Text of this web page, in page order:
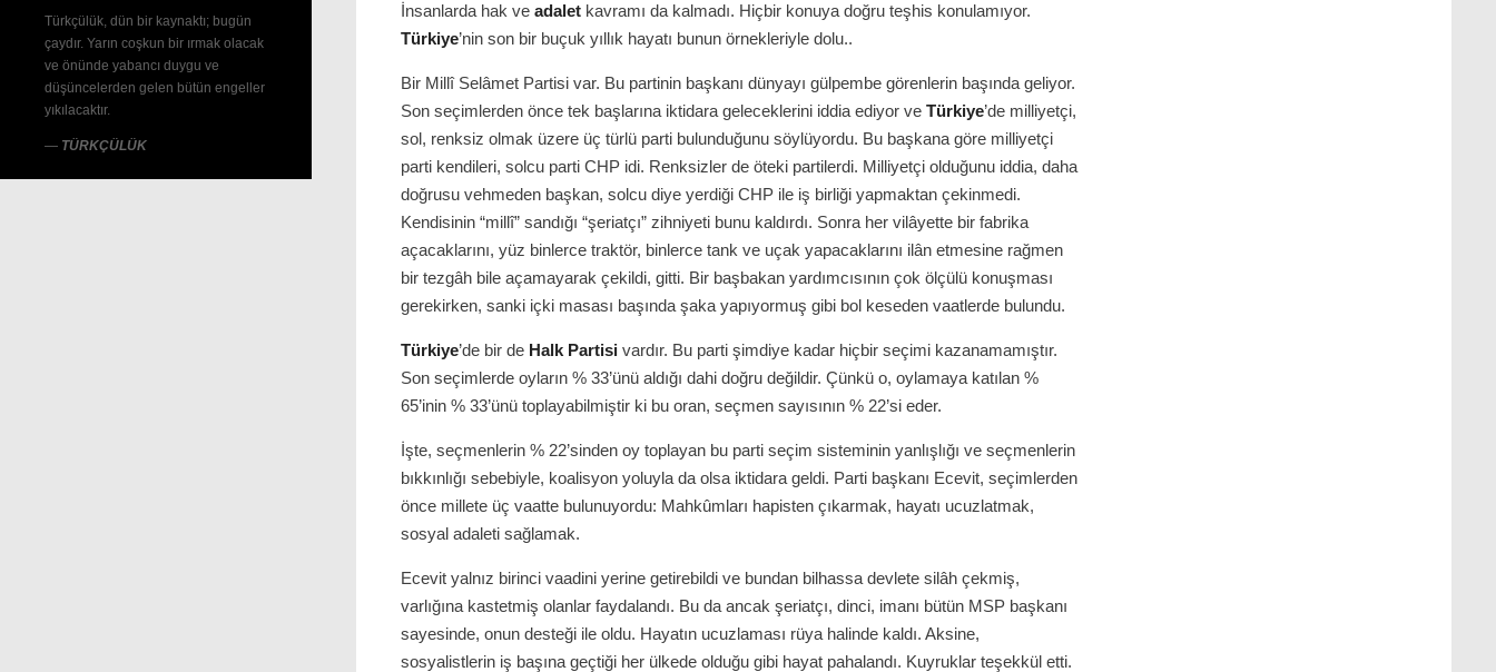
Türkçülük, dün bir kaynaktı; bugün
çaydır. Yarın coşkun bir ırmak olacak
ve önünde yabancı duygu ve
düşüncelerden gelen bütün engeller
yıkılacaktır.
— TÜRKÇÜLÜK
İnsanlarda hak ve adalet kavramı da kalmadı. Hiçbir konuya doğru teşhis konulamıyor.
Türkiye’nin son bir buçuk yıllık hayatı bunun örnekleriyle dolu..
Bir Millî Selâmet Partisi var. Bu partinin başkanı dünyayı gülpembe görenlerin başında geliyor.
Son seçimlerden önce tek başlarına iktidara geleceklerini iddia ediyor ve Türkiye’de milliyetçi,
sol, renksiz olmak üzere üç türlü parti bulunduğunu söylüyordu. Bu başkana göre milliyetçi
parti kendileri, solcu parti CHP idi. Renksizler de öteki partilerdi. Milliyetçi olduğunu iddia, daha
doğrusu vehmeden başkan, solcu diye yerdiği CHP ile iş birliği yapmaktan çekinmedi.
Kendisinin “millî” sandığı “şeriatçı” zihniyeti bunu kaldırdı. Sonra her vilâyette bir fabrika
açacaklarını, yüz binlerce traktör, binlerce tank ve uçak yapacaklarını ilân etmesine rağmen
bir tezgâh bile açamayarak çekildi, gitti. Bir başbakan yardımcısının çok ölçülü konuşması
gerekirken, sanki içki masası başında şaka yapıyormuş gibi bol keseden vaatlerde bulundu.
Türkiye’de bir de Halk Partisi vardır. Bu parti şimdiye kadar hiçbir seçimi kazanamamıştır.
Son seçimlerde oyların % 33’ünü aldığı dahi doğru değildir. Çünkü o, oylamaya katılan %
65’inin % 33’ünü toplayabilmiştir ki bu oran, seçmen sayısının % 22’si eder.
İşte, seçmenlerin % 22’sinden oy toplayan bu parti seçim sisteminin yanlışlığı ve seçmenlerin
bıkkınlığı sebebiyle, koalisyon yoluyla da olsa iktidara geldi. Parti başkanı Ecevit, seçimlerden
önce millete üç vaatte bulunuyordu: Mahkûmları hapisten çıkarmak, hayatı ucuzlatmak,
sosyal adaleti sağlamak.
Ecevit yalnız birinci vaadini yerine getirebildi ve bundan bilhassa devlete silâh çekmiş,
varlığına kastetmiş olanlar faydalandı. Bu da ancak şeriatçı, dinci, imanı bütün MSP başkanı
sayesinde, onun desteği ile oldu. Hayatın ucuzlaması rüya halinde kaldı. Aksine,
sosyalistlerin iş başına geçtiği her ülkede olduğu gibi hayat pahalandı. Kuyruklar teşekkül etti.